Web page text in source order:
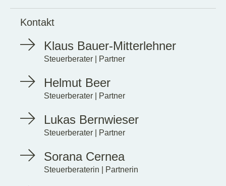
Kontakt
Klaus Bauer-Mitterlehner
Steuerberater | Partner
Helmut Beer
Steuerberater | Partner
Lukas Bernwieser
Steuerberater | Partner
Sorana Cernea
Steuerberaterin | Partnerin